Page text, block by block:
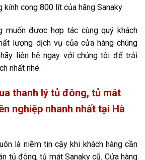
kính cong 800 lít của hãng Sanaky
muốn được hợp tác cùng quý khách
lượng dịch vụ của cửa hàng chúng
liên hệ ngay với chúng tôi để trải
nhất nhé.
thanh lý tủ đông, tủ mát
nghiệp nhanh nhất tại Hà
là niềm tin cậy khi khách hàng cần
tủ đông, tủ mát Sanaky cũ. Cửa hàng